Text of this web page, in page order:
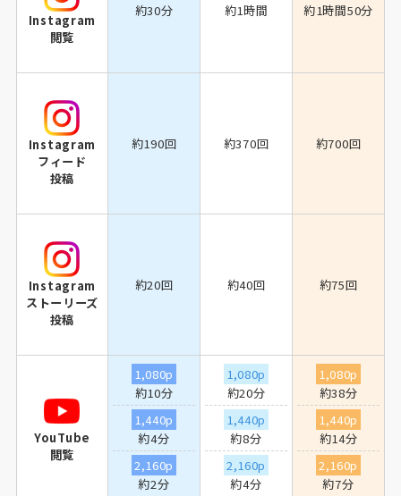
Instagram
閲覧
約30分 約1時間 約1時間50分
Instagram
フィード
投稿
約190回 約370回 約700回
Instagram
ストーリーズ
投稿
約20回 約40回 約75回
YouTube
閲覧
1,080p
約10分
1,440p
約4分
2,160p
約2分
1,080p
約20分
1,440p
約8分
2,160p
約4分
1,080p
約38分
1,440p
約14分
2,160p
約7分